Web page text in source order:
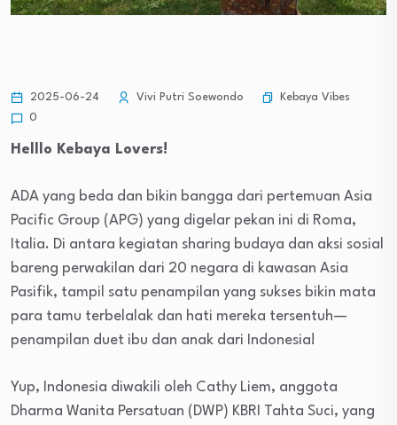
2025-06-24 Vivi Putri Soewondo
Kebaya Vibes
0
Helllo Kebaya Lovers!
ADA yang beda dan bikin bangga dari pertemuan Asia
Pacific Group (APG) yang digelar pekan ini di Roma,
Italia. Di antara kegiatan sharing budaya dan aksi sosial
bareng perwakilan dari 20 negara di kawasan Asia
Pasifik, tampil satu penampilan yang sukses bikin mata
para tamu terbelalak dan hati mereka tersentuh—
penampilan duet ibu dan anak dari Indonesia!
Yup, Indonesia diwakili oleh Cathy Liem, anggota
Dharma Wanita Persatuan (DWP) KBRI Tahta Suci, yang